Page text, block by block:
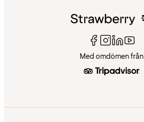
Med omdömen från